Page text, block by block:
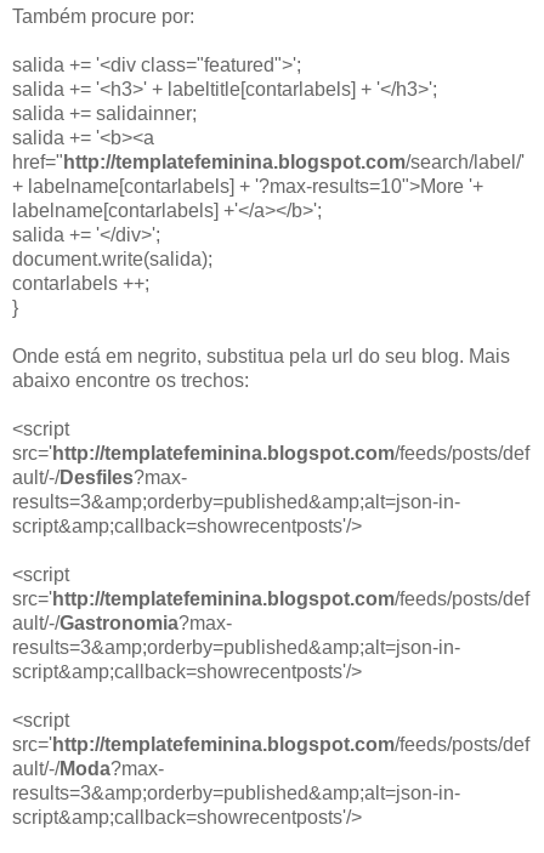
Também procure por:
salida += '<div class="featured">';
salida += '<h3>' + labeltitle[contarlabels] + '</h3>';
salida += salidainner;
salida += '<b><a
href=" http://templatefeminina.blogspot.com/search/label/'
+ labelname[contarlabels] + '?max-results=10">More '+
labelname[contarlabels] +'</a></b>';
salida += '</div>';
document.write(salida);
contarlabels ++;
}
Onde está em negrito, substitua pela url do seu blog. Mais
abaixo encontre os trechos:
<script
src='http://templatefeminina.blogspot.com/feeds/posts/def
ault/-/Desfiles?max-
results=3&amp;orderby=published&amp;alt=json-in-
script&amp;callback=showrecentposts'/>
<script
src='http://templatefeminina.blogspot.com/feeds/posts/def
ault/-/Gastronomia?max-
results=3&amp;orderby=published&amp;alt=json-in-
script&amp;callback=showrecentposts'/>
<script
src='http://templatefeminina.blogspot.com/feeds/posts/def
ault/-/Moda?max-
results=3&amp;orderby=published&amp;alt=json-in-
script&amp;callback=showrecentposts'/>